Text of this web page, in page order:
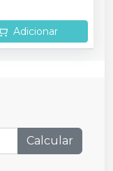
Adicionar
Calcular